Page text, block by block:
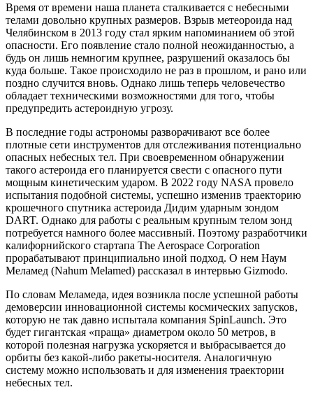
Время от времени наша планета сталкивается с небесными
телами довольно крупных размеров. Взрыв метеороида над
Челябинском в 2013 году стал ярким напоминанием об этой
опасности. Его появление стало полной неожиданностью, а
будь он лишь немногим крупнее, разрушений оказалось бы
куда больше. Такое происходило не раз в прошлом, и рано или
поздно случится вновь. Однако лишь теперь человечество
обладает техническими возможностями для того, чтобы
предупредить астероидную угрозу.
В последние годы астрономы разворачивают все более
плотные сети инструментов для отслеживания потенциально
опасных небесных тел. При своевременном обнаружении
такого астероида его планируется свести с опасного пути
мощным кинетическим ударом. В 2022 году NASA провело
испытания подобной системы, успешно изменив траекторию
крошечного спутника астероида Дидим ударным зондом
DART. Однако для работы с реальным крупным телом зонд
потребуется намного более массивный. Поэтому разработчики
калифорнийского стартапа The Aerospace Corporation
прорабатывают принципиально иной подход. О нем Наум
Меламед (Nahum Melamed) рассказал в интервью Gizmodo.
По словам Меламеда, идея возникла после успешной работы
демоверсии инновационной системы космических запусков,
которую не так давно испытала компания SpinLaunch. Это
будет гигантская «праща» диаметром около 50 метров, в
которой полезная нагрузка ускоряется и выбрасывается до
орбиты без какой-либо ракеты-носителя. Аналогичную
систему можно использовать и для изменения траектории
небесных тел.